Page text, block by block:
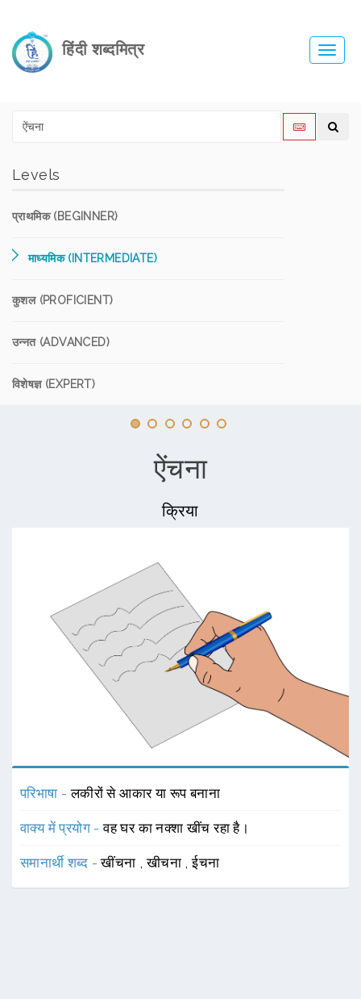
हिंदी शब्दमित्र
Levels
प्राथमिक (BEGINNER)
माध्यमिक (INTERMEDIATE)
कुशल (PROFICIENT)
उन्नत (ADVANCED)
विशेषज्ञ (EXPERT)
ऐंचना
क्रिया
परिभाषा -लकीरों से आकार या रूप बनाना
वाक्य में प्रयोग -वह घर का नक्शा खींच रहा है।
समानार्थी शब्द -खींचना ,खीचना ,ईचना